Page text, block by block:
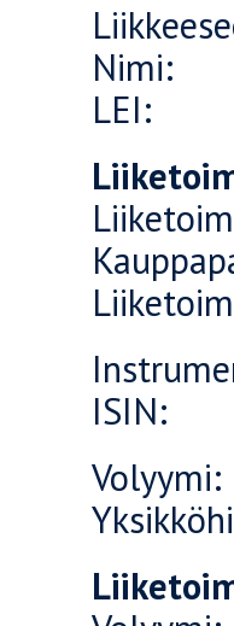
Nimi:
LEI: